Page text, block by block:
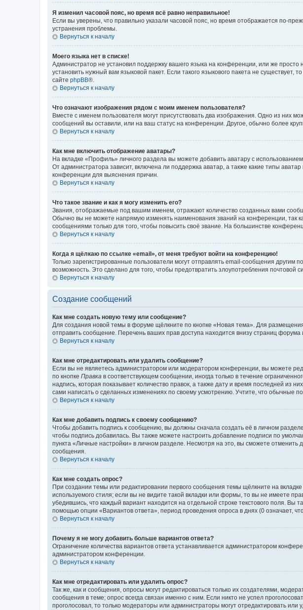
Я изменил часовой пояс, но время всё равно неправильное!
Если вы уверены, что правильно указали часовой пояс, но время отображается по-
устранения проблемы.
Вернуться к началу
Моего языка нет в списке!
Администратор не установил поддержку вашего языка на конференции, или же
установить нужный вам языковой пакет. Если такого языкового пакета не
сайте phpBB®.
Вернуться к началу
Что означают изображения рядом с моим именем пользователя?
Вместе с именем пользователя могут присутствовать два изображения. Одно из них
сообщений вы оставили, или на ваш статус на конференции. Другое, обычно более
Вернуться к началу
Как мне включить отображение аватары?
На вкладке «Профиль» личного раздела вы можете добавить аватару с
От администратора зависит, включена ли поддержка аватар, а также какие типы
конференции для выяснения причин.
Вернуться к началу
Что такое звание и как я могу изменить его?
Звания, отображаемые под вашим именем, отражают количество созданных вами
Обычно вы не можете напрямую изменять наименования званий на конференции, так
сообщениями только для того, чтобы повысить своё звание. На большинстве
Вернуться к началу
Когда я щёлкаю по ссылке «email», от меня требуют войти на конференцию!
Только зарегистрированные пользователи могут отправлять email-сообщения
возможность. Это сделано для того, чтобы предотвратить злоупотребления почтовой
Вернуться к началу
Создание сообщений
Как мне создать новую тему или сообщение?
Для создания новой темы в форуме щёлкните по кнопке «Новая тема». Для
отправить сообщение. Перечень ваших прав доступа находится внизу страниц
Вернуться к началу
Как мне отредактировать или удалить сообщение?
Если вы не являетесь администратором или модератором конференции, вы можете
по кнопке Правка в соответствующем сообщении, иногда только в течение
надпись, которая показывает количество правок, а также дату и время последней из
сами написать о сделанных изменениях по своему усмотрению. Учтите, что обычные
Вернуться к началу
Как мне добавить подпись к своему сообщению?
Чтобы добавить подпись к сообщению, вы должны сначала создать её в личном
чтобы подпись добавилась. Вы также можете настроить добавление подписи по
пункта «Личные настройки» в личном разделе. Несмотря на это, вы сможете
сообщения.
Вернуться к началу
Как мне создать опрос?
При создании темы или редактировании первого сообщения темы щёлкните на
используемого стиля; если вы не видите такой вкладки или формы, то вы не имеете
убедившись, что каждый вариант находится на отдельной строке текстового поля. Вы
помощью опции «Вариантов ответа», период проведения опроса в днях (0 означает,
Вернуться к началу
Почему я не могу добавить больше вариантов ответа?
Ограничение количества вариантов ответа устанавливается администратором
администратором конференции.
Вернуться к началу
Как мне отредактировать или удалить опрос?
Так же, как и сообщения, опросы могут редактироваться только их создателями,
сообщения в теме; опрос всегда связан именно с ним. Если никто не успел
проголосовал, то только модераторы или администраторы могут отредактировать